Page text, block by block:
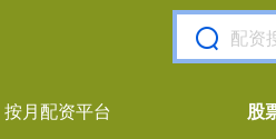
按月配资平台 股